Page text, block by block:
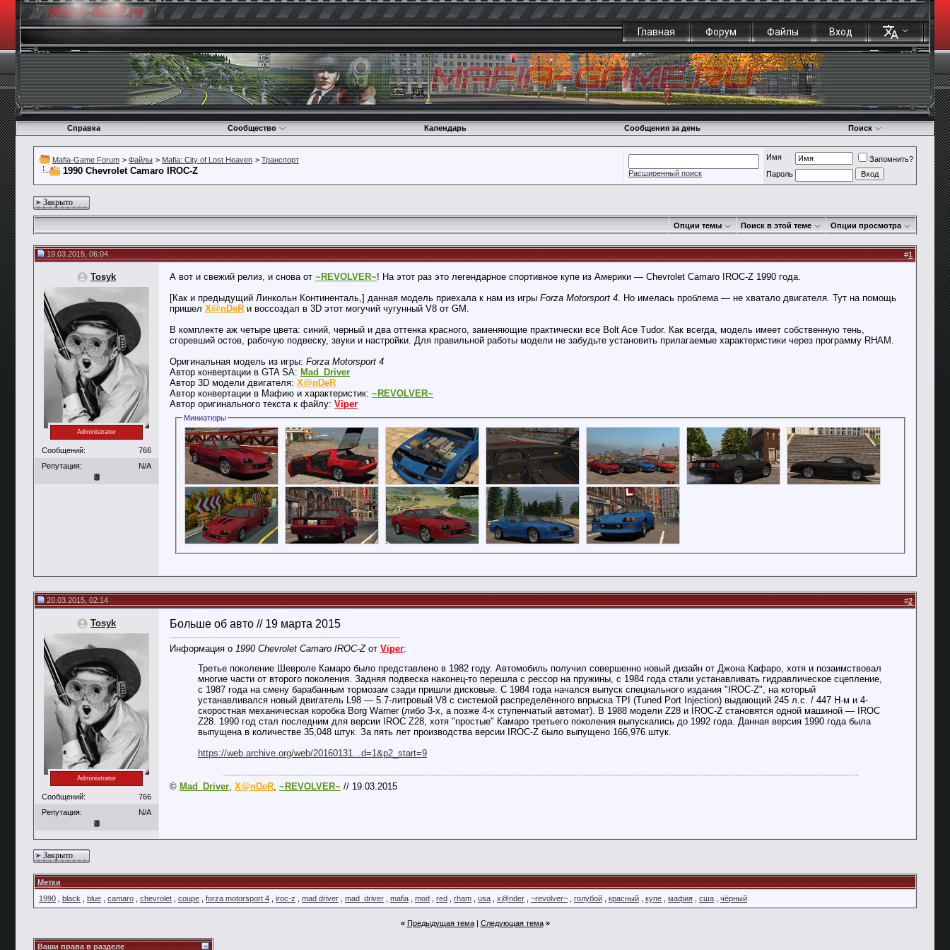
Главная Форум Файлы Вход
Справка Сообщество Календарь Сообщения за день Поиск
Mafia-Game Forum > Файлы > Mafia: City of Lost Heaven > Транспорт
1990 Chevrolet Camaro IROC-Z Расширенный поиск
Имя
Запомнить?
Пароль
Закрыто
Опции темы Поиск в этой теме Опции просмотра
19.03.2015, 06:04 #1
Tosyk
Administrator
Сообщений:
766
Репутация:
N/A
А вот и свежий релиз, и снова от ~REVOLVER~! На этот раз это легендарное спортивное купе из Америки — Chevrolet Camaro IROC-Z 1990 года.
[Как и предыдущий Линкольн Континенталь,] данная модель приехала к нам из игры Forza Motorsport 4. Но имелась проблема — не хватало двигателя. Тут на помощь
пришел X@nDeR и воссоздал в 3D этот могучий чугунный V8 от GM.
В комплекте аж четыре цвета: синий, черный и два оттенка красного, заменяющие практически все Bolt Ace Tudor. Как всегда, модель имеет собственную тень,
сгоревший остов, рабочую подвеску, звуки и настройки. Для правильной работы модели не забудьте установить прилагаемые характеристики через программу RHAM.
Оригинальная модель из игры: Forza Motorsport 4
Автор конвертации в GTA SA: Mad_Driver
Автор 3D модели двигателя: X@nDeR
Автор конвертации в Мафию и характеристик: ~REVOLVER~
Автор оригинального текста к файлу: Viper
Миниатюры
20.03.2015, 02:14 #2
Tosyk
Administrator
Сообщений:
766
Репутация:
N/A
Больше об авто // 19 марта 2015
-----------------------------------------------------------------
Информация о 1990 Chevrolet Camaro IROC-Zот Viper:
Третье поколение Шевроле Камаро было представлено в 1982 году. Автомобиль получил совершенно новый дизайн от Джона Кафаро, хотя и позаимствовал
многие части от второго поколения. Задняя подвеска наконец-то перешла с рессор на пружины, с 1984 года стали устанавливать гидравлическое сцепление,
с 1987 года на смену барабанным тормозам сзади пришли дисковые. С 1984 года начался выпуск специального издания "IROC-Z", на который
устанавливался новый двигатель L98 — 5.7-литровый V8 с системой распределённого впрыска TPI (Tuned Port Injection) выдающий 245 л.с. / 447 Н·м и 4-
скоростная механическая коробка Borg Warner (либо 3-х, а позже 4-х ступенчатый автомат). В 1988 модели Z28 и IROC-Z становятся одной машиной — IROC
Z28. 1990 год стал последним для версии IROC Z28, хотя "простые" Камаро третьего поколения выпускались до 1992 года. Данная версия 1990 года была
выпущена в количестве 35,048 штук. За пять лет производства версии IROC-Z было выпущено 166,976 штук.
https://web.archive.org/web/20160131...d=1&p2_start=9
------------------------------------------------------------------------------------------------------------------------------------------------------------------------------------
© Mad_Driver X@nDeR ~REVOLVER~ // 19.03.2015
Закрыто
Метки
1990
black blue camaro chevrolet coupe forza motorsport 4 iroc-z mad driver mad_driver mafia mod red rham usa x@nder ~revolver~ голубой красный купе мафия сша чёрный
« Предыдущая тема| Следующая тема »
Ваши права в разделе